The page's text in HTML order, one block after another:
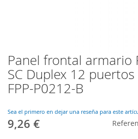
Panel frontal armario
SC Duplex 12 puertos
FPP-P0212-B
Sea el primero en dejar una reseña para este
9,26 €
Saltar
al
comienzo
de
galería
de
imágenes